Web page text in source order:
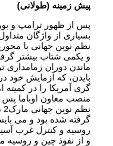
پیش زمینه (طولانی)
پس از ظهور ترامپ و
بسیاری از واژگان
نظم نوین جهانی با
و یکمی شتاب بیشتر
ماندن دوران زمامداری
بایدن، که آزمایش خود
گری آمریکا را در
منصب معاون اوباما پس
گرفته شده بود و می
روسیه و کنترل غرب
و از نفوذ چین و روسیه